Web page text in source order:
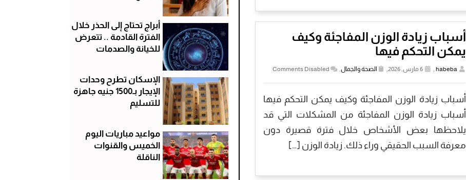
أسباب زيادة الوزن المفاجئة وكيف
يمكن التحكم فيها
habeba
, 6 مارس, 2026, الصحة والجمال,
Comments Disabled
أسباب زيادة الوزن المفاجئة وكيف يمكن التحكم فيها
أسباب زيادة الوزن المفاجئة من المشكلات التي قد
يلاحظها بعض الأشخاص خلال فترة قصيرة دون
معرفة السبب الحقيقي وراء ذلك. زيادة الوزن […]
أبراج تحتاج إلى الحذر خلال
الفترة القادمة .. تتعرض
للخيانة والصدمات
الإسكان تطرح وحدات
الإيجار بـ1500 جنيه جاهزة
للتسليم
مواعيد مباريات اليوم
الخميس والقنوات
الناقلة